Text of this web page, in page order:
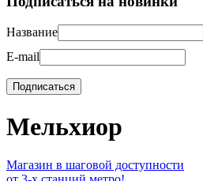
Название
E-mail
Мельхиор
Магазин в шаговой доступности